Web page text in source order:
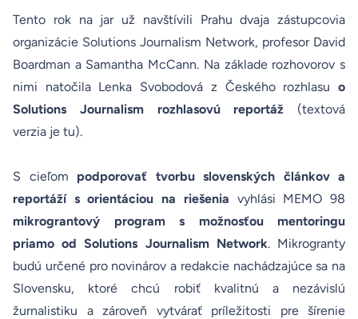
Tento rok na jar už navštívili Prahu dvaja zástupcovia
organizácie Solutions Journalism Network, profesor David
Boardman a Samantha McCann. Na základe rozhovorov s
nimi natočila Lenka Svobodová z Českého rozhlasu o
Solutions Journalism rozhlasovú reportáž
(textová
verzia je tu).
S cieľom podporovať tvorbu slovenských článkov a
reportáží s orientáciou na riešenia vyhlási MEMO 98
mikrograntový program s možnosťou mentoringu
priamo od Solutions Journalism Network. Mikrogranty
budú určené pro novinárov a redakcie nachádzajúce sa na
Slovensku, ktoré chcú robiť kvalitnú a nezávislú
žurnalistiku a zároveň vytvárať príležitosti pre šírenie